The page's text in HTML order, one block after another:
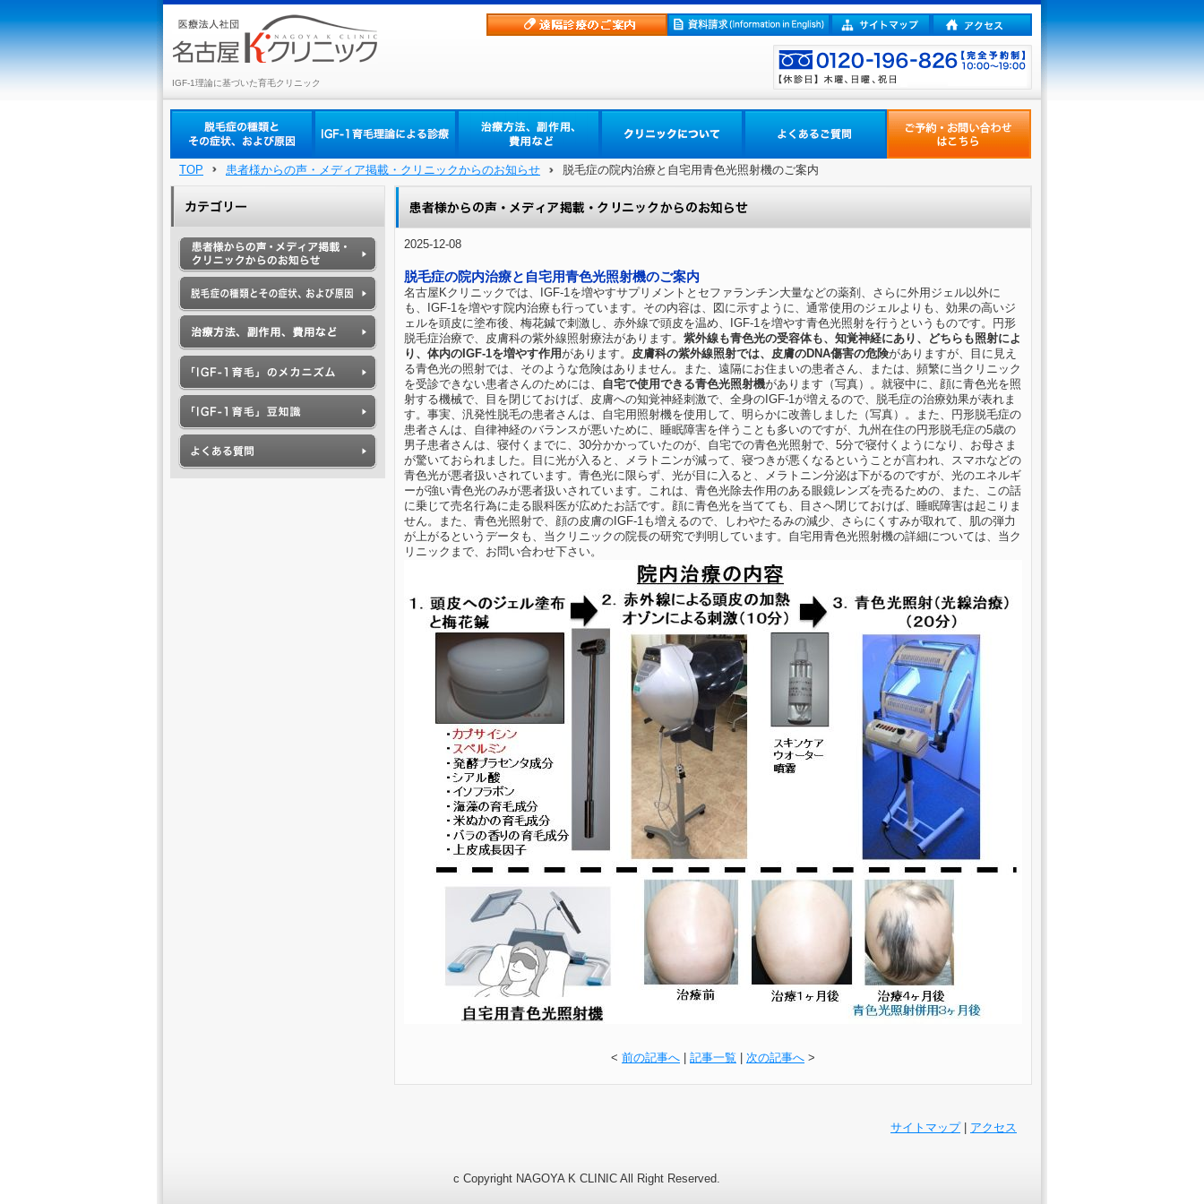
IGF-1理論に基づいた育毛クリニック
TOP 患者様からの声・メディア掲載・クリニックからのお知らせ 脱毛症の院内治療と自宅用青色光照射機のご案内
2025-12-08
脱毛症の院内治療と自宅用青色光照射機のご案内
名古屋Kクリニックでは、IGF-1を増やすサプリメントとセファランチン大量などの薬剤、さらに外用ジェル以外に
も、IGF-1を増やす院内治療も行っています。その内容は、図に示すように、通常使用のジェルよりも、効果の高いジ
ェルを頭皮に塗布後、梅花鍼で刺激し、赤外線で頭皮を温め、IGF-1を増やす青色光照射を行うというものです。円形
脱毛症治療で、皮膚科の紫外線照射療法があります。 紫外線も青色光の受容体も、知覚神経にあり、どちらも照射によ
り、体内のIGF-1を増やす作用があります。 皮膚科の紫外線照射では、皮膚のDNA傷害の危険がありますが、目に見え
る青色光の照射では、そのような危険はありません。また、遠隔にお住まいの患者さん、または、頻繁に当クリニック
を受診できない患者さんのためには、 自宅で使用できる青色光照射機があります（写真）。就寝中に、顔に青色光を照
射する機械で、目を閉じておけば、皮膚への知覚神経刺激で、全身のIGF-1が増えるので、脱毛症の治療効果が表れま
す。事実、汎発性脱毛の患者さんは、自宅用照射機を使用して、明らかに改善しました（写真）。また、円形脱毛症の
患者さんは、自律神経のバランスが悪いために、睡眠障害を伴うことも多いのですが、九州在住の円形脱毛症の5歳の
男子患者さんは、寝付くまでに、30分かかっていたのが、自宅での青色光照射で、5分で寝付くようになり、お母さま
が驚いておられました。目に光が入ると、メラトニンが減って、寝つきが悪くなるということが言われ、スマホなどの
青色光が悪者扱いされています。青色光に限らず、光が目に入ると、メラトニン分泌は下がるのですが、光のエネルギ
ーが強い青色光のみが悪者扱いされています。これは、青色光除去作用のある眼鏡レンズを売るための、また、この話
に乗じて売名行為に走る眼科医が広めたお話です。顔に青色光を当てても、目さへ閉じておけば、睡眠障害は起こりま
せん。また、青色光照射で、顔の皮膚のIGF-1も増えるので、しわやたるみの減少、さらにくすみが取れて、肌の弾力
が上がるというデータも、当クリニックの院長の研究で判明しています。自宅用青色光照射機の詳細については、当ク
リニックまで、お問い合わせ下さい。
< 前の記事へ 記事一覧 次の記事へ >
サイトマップ| アクセス
c Copyright NAGOYA K CLINIC All Right Reserved.